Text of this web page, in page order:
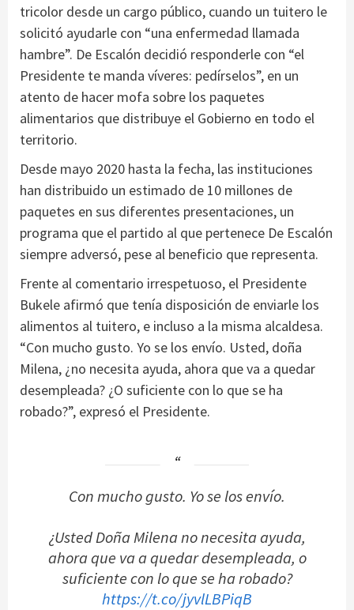
tricolor desde un cargo público, cuando un tuitero le
solicitó ayudarle con “una enfermedad llamada
hambre”. De Escalón decidió responderle con “el
Presidente te manda víveres: pedírselos”, en un
atento de hacer mofa sobre los paquetes
alimentarios que distribuye el Gobierno en todo el
territorio.
Desde mayo 2020 hasta la fecha, las instituciones
han distribuido un estimado de 10 millones de
paquetes en sus diferentes presentaciones, un
programa que el partido al que pertenece De Escalón
siempre adversó, pese al beneficio que representa.
Frente al comentario irrespetuoso, el Presidente
Bukele afirmó que tenía disposición de enviarle los
alimentos al tuitero, e incluso a la misma alcaldesa.
“Con mucho gusto. Yo se los envío. Usted, doña
Milena, ¿no necesita ayuda, ahora que va a quedar
desempleada? ¿O suficiente con lo que se ha
robado?”, expresó el Presidente.
Con mucho gusto. Yo se los envío.
¿Usted Doña Milena no necesita ayuda,
ahora que va a quedar desempleada, o
suficiente con lo que se ha robado?
https://t.co/jyvlLBPiqB